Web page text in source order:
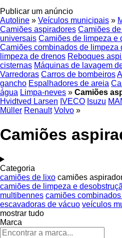
Publicar um anúncio
Autoline » Veículos municipais »
Camiões aspiradores Camiões
universais Camiões de limpeza e
Camiões combinados de limpeza
limpeza de drenos Reboques
cisternas Máquinas de lavagem
Varredoras Carros de bombeiros
gancho Espalhadores de areia
água Limpa-neves » Camiões
Hvidtved Larsen IVECO Isuzu
Müller Renault Volvo »
Camiões
Categoria
camiões de lixo camiões
camiões de limpeza e
multibennes camiões
escavadoras de vácuo veículos
mostrar tudo
Marca